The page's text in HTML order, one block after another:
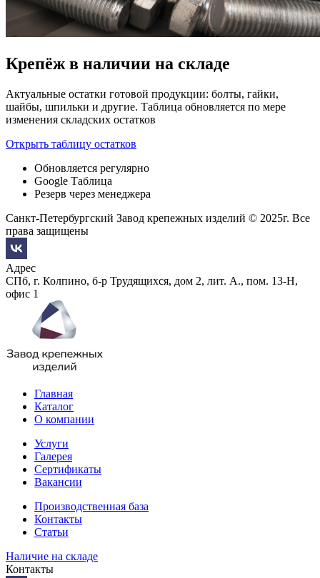
Крепёж в наличии на складе
Актуальные остатки готовой продукции: болты, гайки,
шайбы, шпильки и другие. Таблица обновляется по мере
изменения складских остатков
Открыть таблицу остатков
Обновляется регулярно
Google Таблица
Резерв через менеджера
Санкт-Петербургский Завод крепежных изделий © 2025г. Все
права защищены
Адрес
СПб, г. Колпино, б-р Трудящихся, дом 2, лит. А., пом. 13-Н,
офис 1
Главная
Каталог
О компании
Услуги
Галерея
Сертификаты
Вакансии
Производственная база
Контакты
Статьи
Наличие на складе
Контакты